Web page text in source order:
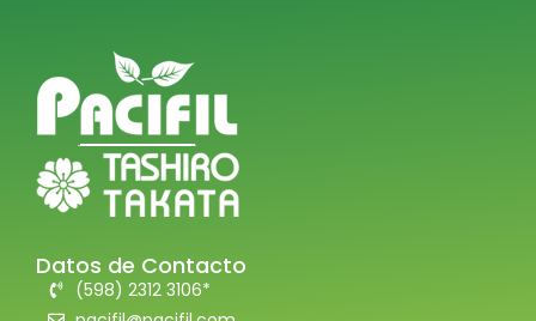
Datos de Contacto
(598) 2312 3106*